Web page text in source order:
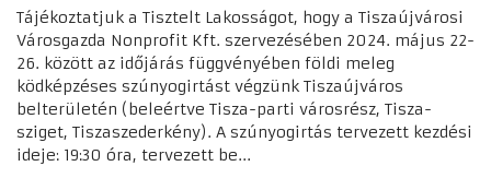
Tájékoztatjuk a Tisztelt Lakosságot, hogy a Tiszaújvárosi
Városgazda Nonprofit Kft. szervezésében 2024. május 22-
26. között az időjárás függvényében földi meleg
ködképzéses szúnyogirtást végzünk Tiszaújváros
belterületén (beleértve Tisza-parti városrész, Tisza-
sziget, Tiszaszederkény). A szúnyogirtás tervezett kezdési
ideje: 19:30 óra, tervezett be...